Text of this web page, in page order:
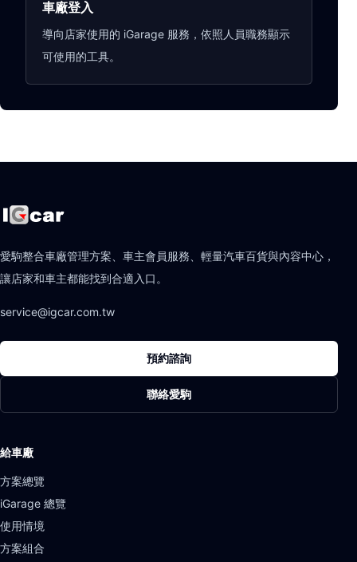
車廠登入
導向店家使用的 iGarage 服務，依照人員職務顯示
可使用的工具。
愛駒整合車廠管理方案、車主會員服務、輕量汽車百貨與內容中心，
讓店家和車主都能找到合適入口。
service@igcar.com.tw
預約諮詢
聯絡愛駒
給車廠
方案總覽
iGarage 總覽
使用情境
方案組合